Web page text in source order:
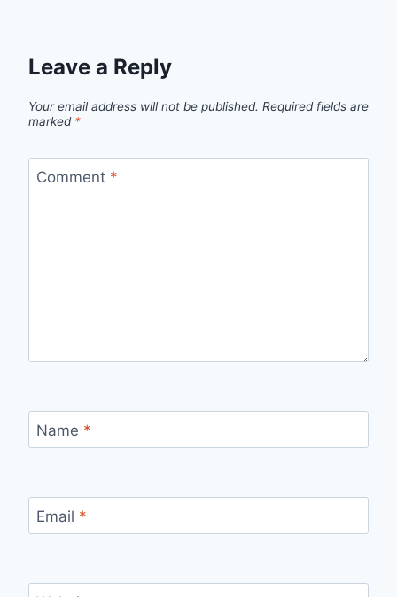
Leave a Reply
Your email address will not be published. Required fields are
marked *
Comment *
Name *
Email *